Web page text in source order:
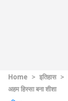
Home > इतिहास >
अहम हिस्सा बना शीशा